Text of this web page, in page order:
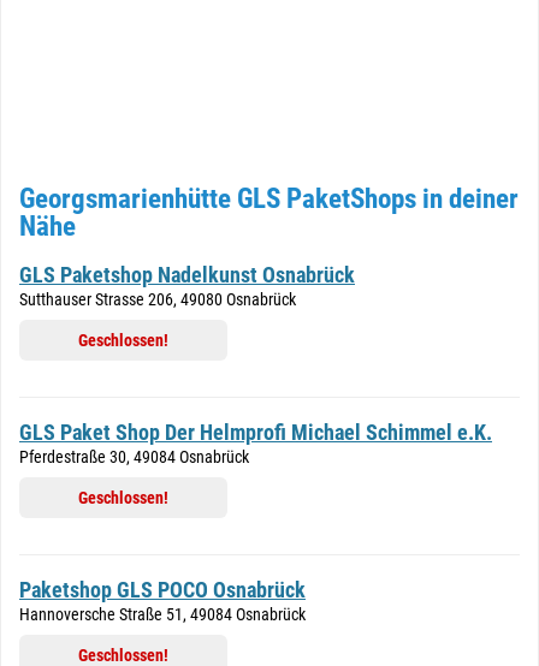
Georgsmarienhütte GLS PaketShops in deiner
Nähe
GLS Paketshop Nadelkunst Osnabrück
Sutthauser Strasse 206, 49080 Osnabrück
Geschlossen!
GLS Paket Shop Der Helmprofi Michael Schimmel e.K.
Pferdestraße 30, 49084 Osnabrück
Geschlossen!
Paketshop GLS POCO Osnabrück
Hannoversche Straße 51, 49084 Osnabrück
Geschlossen!